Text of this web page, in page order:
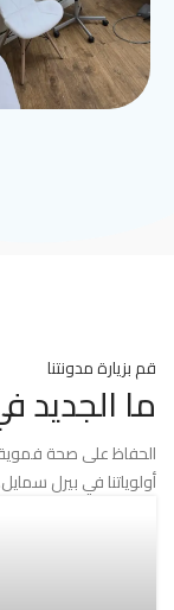
قم بزيارة مدونتنا
ما الجديد
الحفاظ على صحة
أولوياتنا في بيرل سمايل.